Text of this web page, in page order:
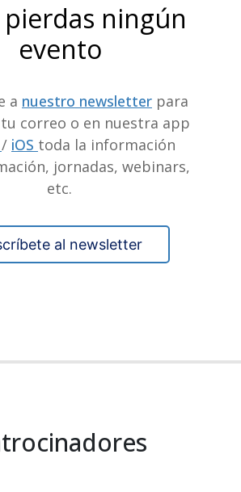
ningún
evento
a nuestro newsletterpara
correo o en nuestra app
/ iOS toda la información
jornadas, webinars,
etc.
al newsletter